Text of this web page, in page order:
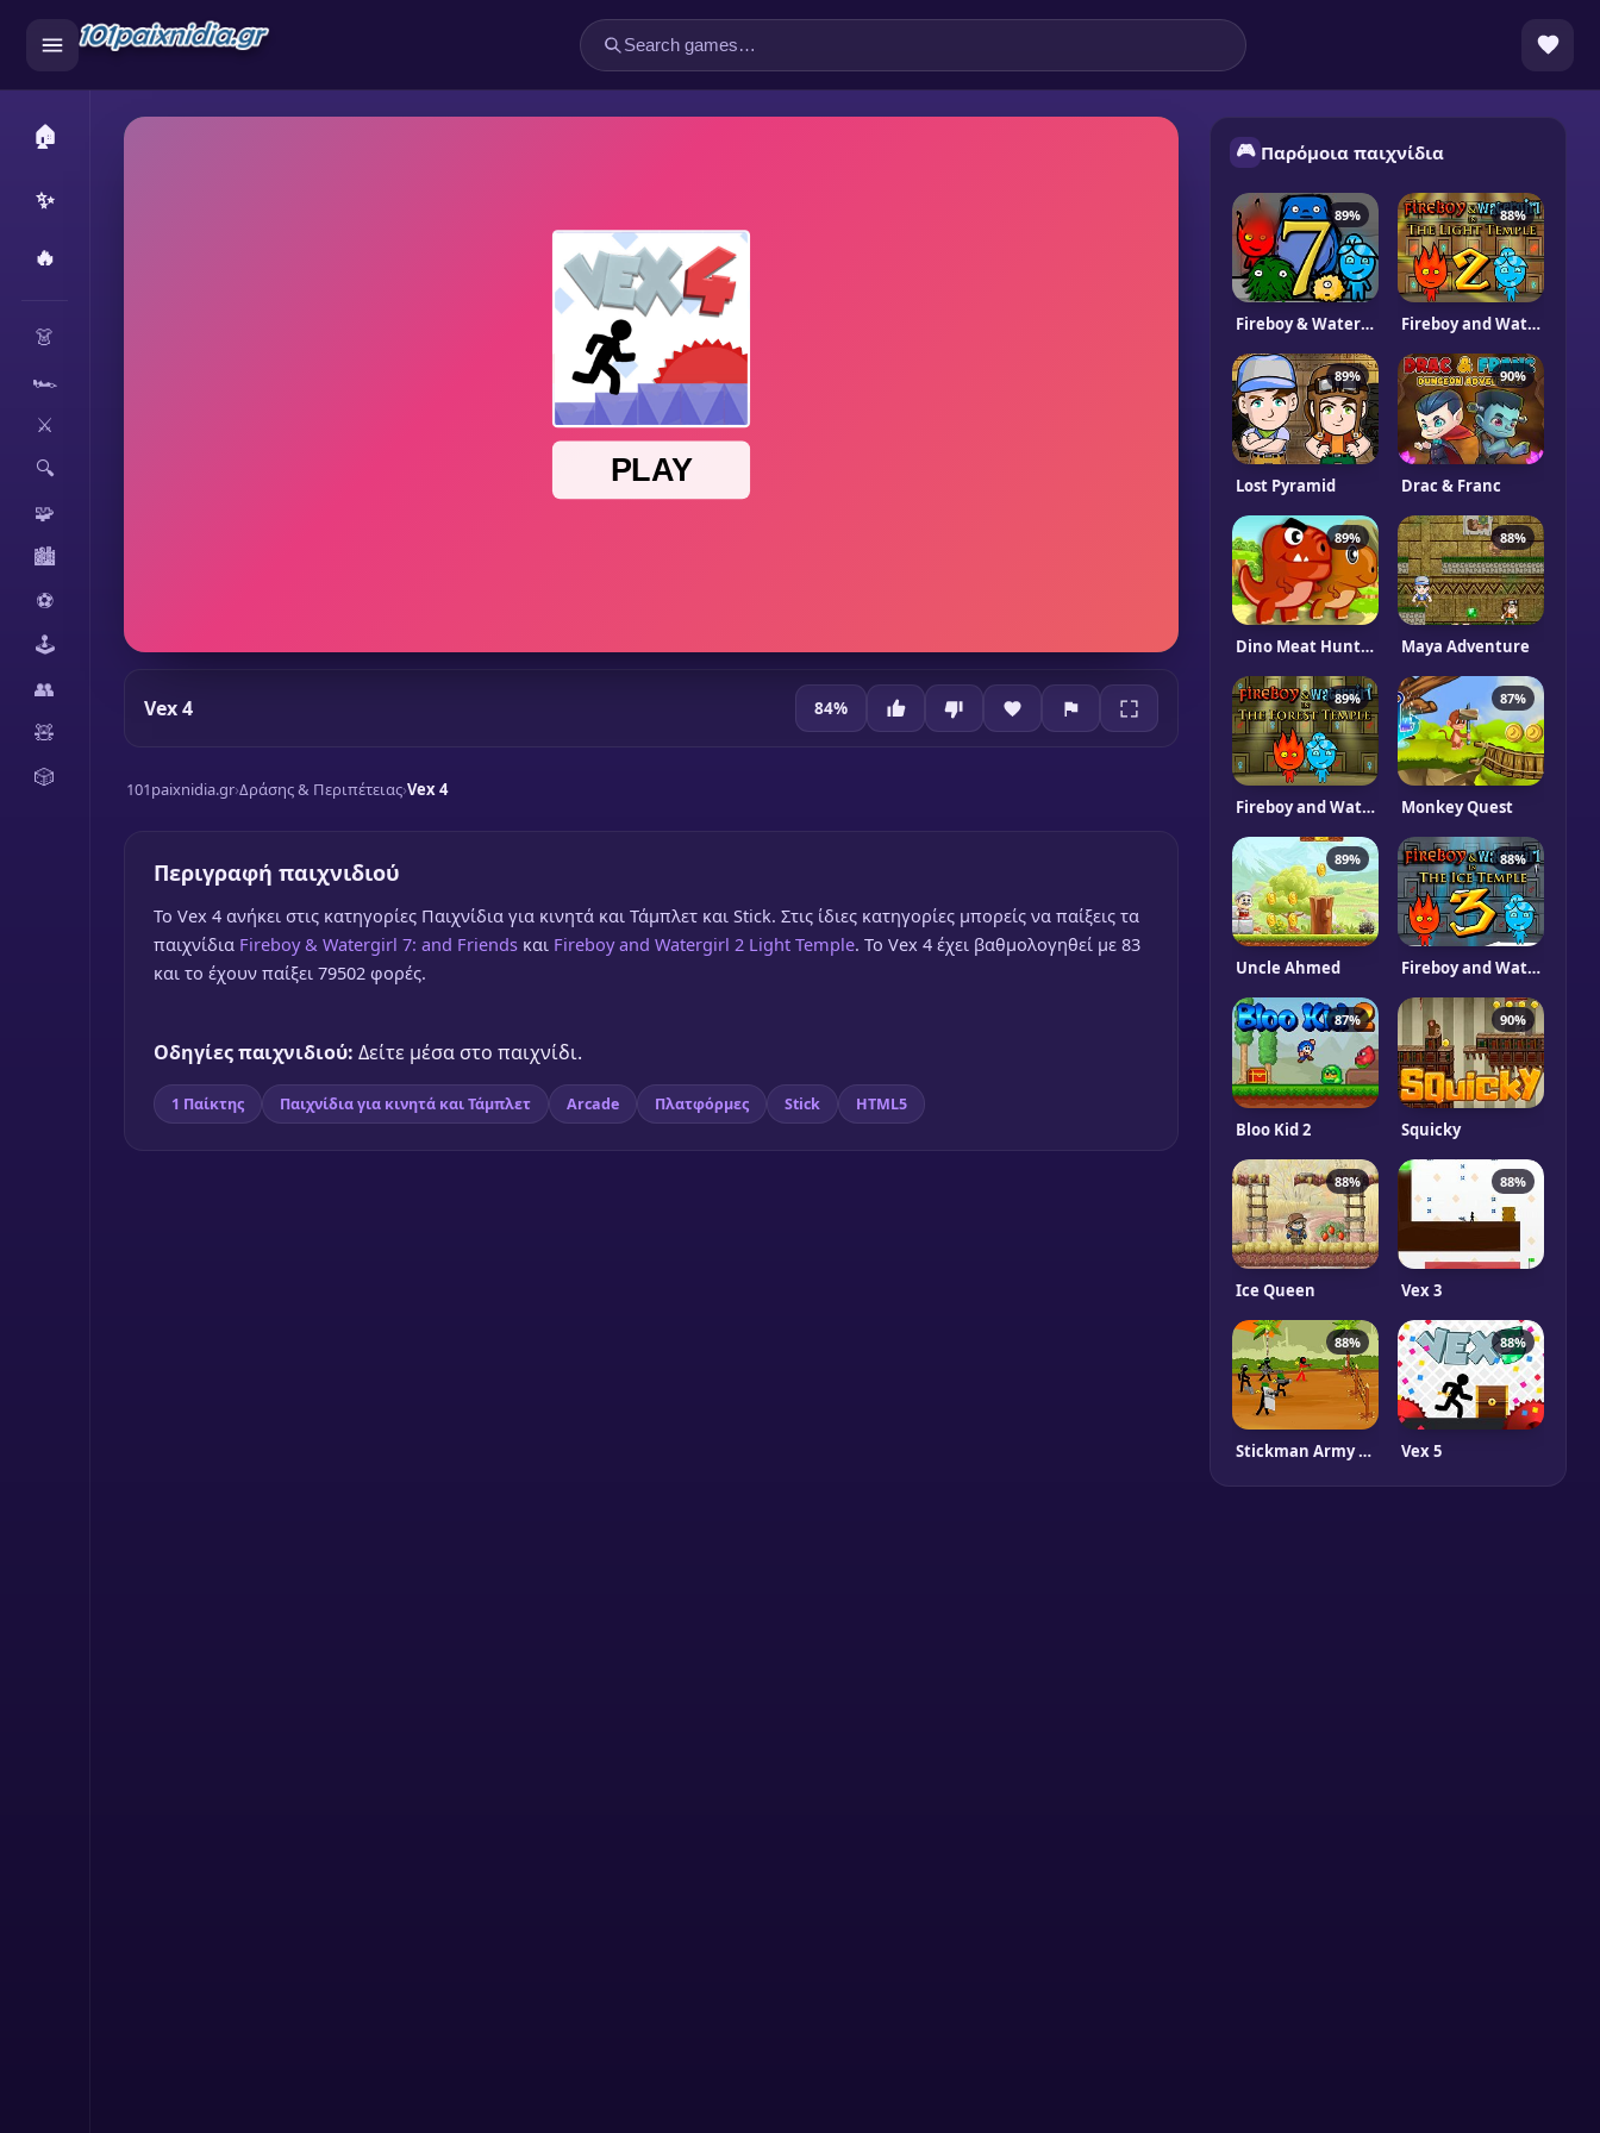
🏠
✨
🔥
👗
🏎️
⚔️
🔍
🧩
🏙️
⚽
🕹️
👥
🧸
🎲
Vex 4 84%
101paixnidia.gr›Δράσης & Περιπέτειας›Vex 4
Περιγραφή παιχνιδιού
To Vex 4 ανήκει στις κατηγορίες Παιχνίδια για κινητά και Τάμπλετ και Stick. Στις ίδιες κατηγορίες μπορείς να παίξεις τα
παιχνίδια Fireboy & Watergirl 7: and Friends και Fireboy and Watergirl 2 Light Temple. Το Vex 4 έχει βαθμολογηθεί με 83
και το έχουν παίξει 79502 φορές.
Οδηγίες παιχνιδιού: Δείτε μέσα στο παιχνίδι.
1 Παίκτης Παιχνίδια για κινητά και Τάμπλετ Arcade Πλατφόρμες Stick HTML5
🎮 Παρόμοια παιχνίδια
89%
Fireboy & Watergirl 7: and Friends
88%
Fireboy and Watergirl 2 Light Temple
89%
Lost Pyramid
90%
Drac & Franc
89%
Dino Meat Hunt New Adventure
88%
Maya Adventure
89%
Fireboy and Watergirl 3 - In The Forest Temple Game
87%
Monkey Quest
89%
Uncle Ahmed
88%
Fireboy and Watergirl 3 in The Ice Temple
87%
Bloo Kid 2
90%
Squicky
88%
Ice Queen
88%
Vex 3
88%
Stickman Army : Team Battle
88%
Vex 5